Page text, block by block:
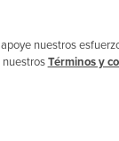
nuestros
Términos y